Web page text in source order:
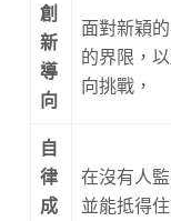
創
新
導
向
面對新穎
的界限，
向挑戰，
自
律
成
在沒有人
並能抵得